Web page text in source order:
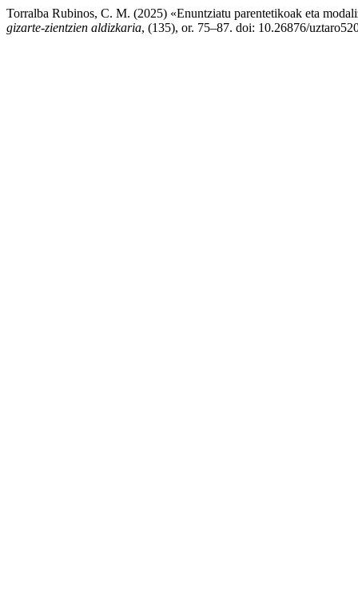
Torralba Rubinos, C. M. (2025) «Enuntziatu parentetikoak eta
gizarte-zientzien aldizkaria, (135), or. 75–87. doi: 10.26876/